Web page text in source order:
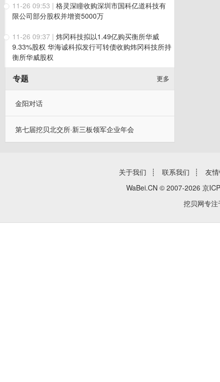
11-26 09:53 | 格灵深瞳收购深圳市国科亿道科技有
限公司部分股权并增资5000万
11-26 09:37 | 炜冈科技拟以1.49亿购买衡所华威
9.33%股权 华海诚科拟发行可转债收购炜冈科技所持
衡所华威股权
专题 更多
金阳对话
第七届挖贝北交所·新三板领军企业年会
关于我们 ┊ 联系我们 ┊
友
WaBei.CN © 2007-2026 京
挖贝网专